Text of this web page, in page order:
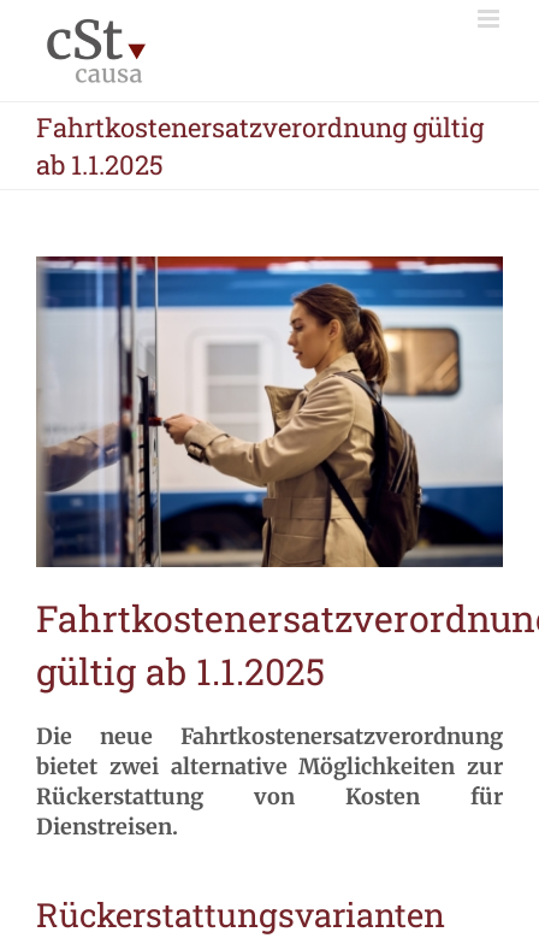
Inhalt
springen
Fahrtkostenersatzverordnung gültig
ab 1.1.2025
gültig ab 1.1.2025
Die neue Fahrtkostenersatzverordnung
bietet zwei alternative Möglichkeiten zur
Rückerstattung von Kosten für
Dienstreisen.
Rückerstattungsvarianten